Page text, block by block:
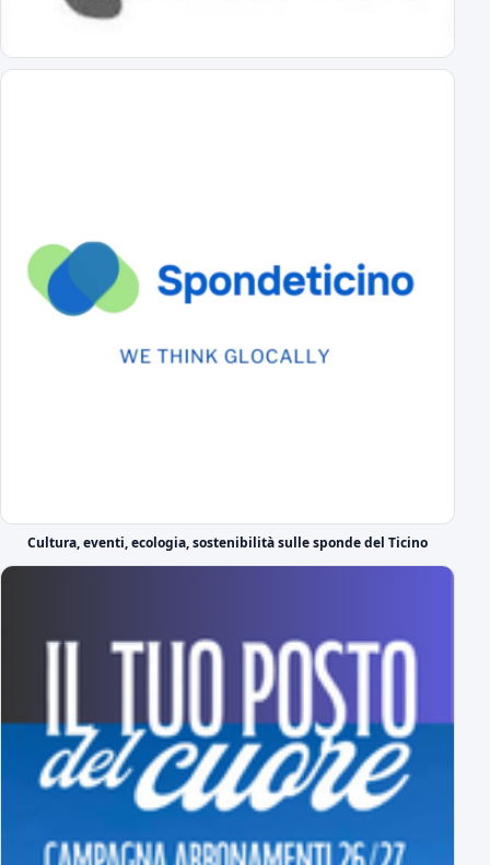
Novara: ecco gli orari delle prime 8 giornate
Abbonamenti Novara 2026/2027: tutte le tariffe
interi, ridotti, promo
Primavera Novara: ecco il girone!
Il cammino completo del Novara in campionato
tutti gli incontri
Cultura, eventi, ecologia, sostenibilità sulle sponde del Ticino